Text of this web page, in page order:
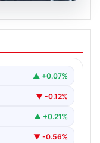
raporu.
"Son dönemde
▲ +0.07%
▼ -0.12%
▲ +0.21%
▼ -0.56%